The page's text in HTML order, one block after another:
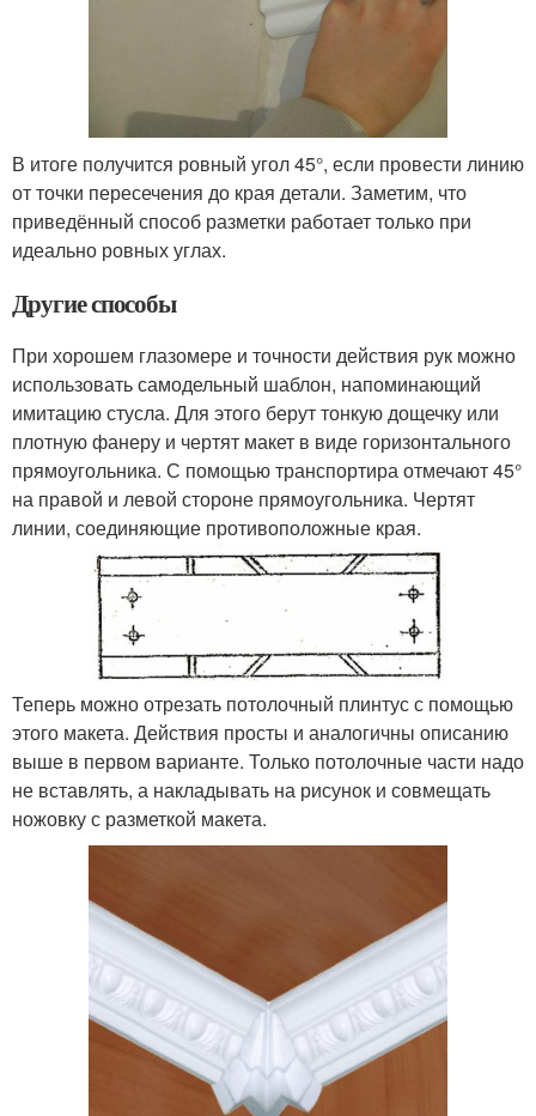
В итоге получится ровный угол 45°, если провести линию
от точки пересечения до края детали. Заметим, что
приведённый способ разметки работает только при
идеально ровных углах.
Другие способы
При хорошем глазомере и точности действия рук можно
использовать самодельный шаблон, напоминающий
имитацию стусла. Для этого берут тонкую дощечку или
плотную фанеру и чертят макет в виде горизонтального
прямоугольника. С помощью транспортира отмечают 45°
на правой и левой стороне прямоугольника. Чертят
линии, соединяющие противоположные края.
Теперь можно отрезать потолочный плинтус с помощью
этого макета. Действия просты и аналогичны описанию
выше в первом варианте. Только потолочные части надо
не вставлять, а накладывать на рисунок и совмещать
ножовку с разметкой макета.